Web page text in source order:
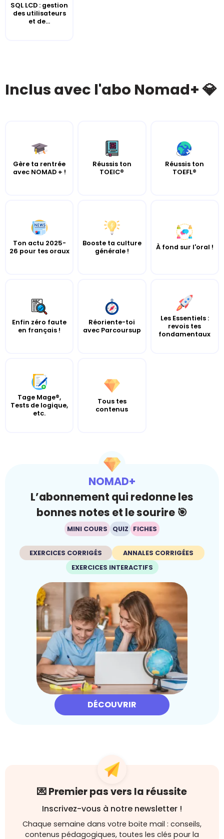
SQL LCD : gestion
des utilisateurs
et de...
Inclus avec l'abo Nomad+ 💎
Gère ta rentrée
avec NOMAD + !
Réussis ton
TOEIC®
Réussis ton
TOEFL®
Ton actu 2025-
26 pour tes oraux
Booste ta culture
générale !
À fond sur l'oral !
Enfin zéro faute
en français !
Réoriente-toi
avec Parcoursup
Les Essentiels :
revois tes
fondamentaux
Tage Mage®,
Tests de logique,
etc.
Tous tes
contenus
NOMAD+
L’abonnement qui redonne les
bonnes notes et le sourire 🎯
MINI COURS QUIZ FICHES
EXERCICES CORRIGÉS
ANNALES CORRIGÉES
EXERCICES INTERACTIFS
DÉCOUVRIR
💌 Premier pas vers la réussite
Inscrivez-vous à notre newsletter !
Chaque semaine dans votre boite mail : conseils,
contenus pédagogiques, toutes les clés pour la